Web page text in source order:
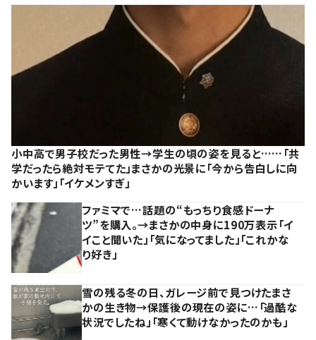
小中高で男子校だった男性→学生の頃の姿を見ると……「共
学だったら絶対モテてた」まさかの光景に「今から告白しに向
かいます」「イケメンすぎ」
ファミマで…話題の“もっちり食感ドーナ
ツ”を購入。→まさかの中身に190万表示「イ
イこと聞いた」「気になってました」「これかな
り好き」
雪の残る冬の日、ガレージ前で見つけたまさ
かの生き物→保護後の現在の姿に…「過酷な
状況でしたね」「寒くて動けなかったのかも」